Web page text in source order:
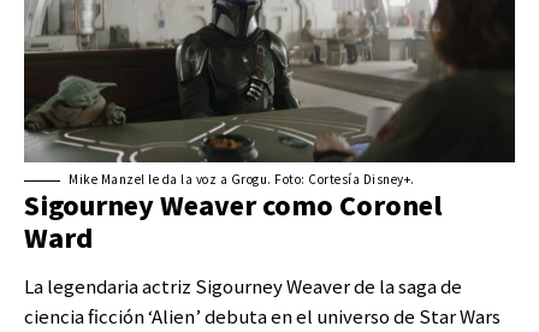
Mike Manzel le da la voz a Grogu. Foto: Cortesía Disney+.
Sigourney Weaver como Coronel
Ward
La legendaria actriz Sigourney Weaver de la saga de
ciencia ficción ‘Alien’ debuta en el universo de Star Wars